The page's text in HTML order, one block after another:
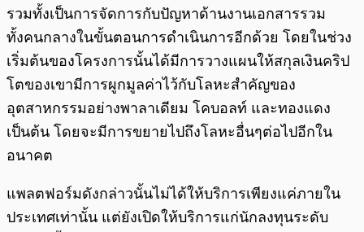
รวมทั้งเป็นการจัดการกับปัญหาด้านงานเอกสารรวม
ทั้งคนกลางในขั้นตอนการดำเนินการอีกด้วย โดยในช่วง
เริ่มต้นของโครงการนั้นได้มีการวางแผนให้สกุลเงินคริป
โตของเขามีการผูกมูลค่าไว้กับโลหะสำคัญของ
อุตสาหกรรมอย่างพาลาเดียม โคบอลท์ และทองแดง
เป็นต้น โดยจะมีการขยายไปถึงโลหะอื่นๆต่อไปอีกใน
อนาคต
แพลตฟอร์มดังกล่าวนั้นไม่ได้ให้บริการเพียงแค่ภายใน
ประเทศเท่านั้น แต่ยังเปิดให้บริการแก่นักลงทุนระดับ